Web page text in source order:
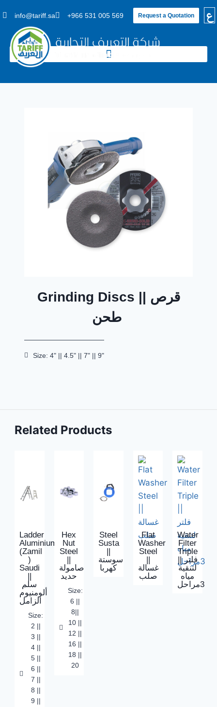
info@tariff.sa +966 531 005 569 Request a Quotation ع
Grinding Discs || قرص
طحن
Size: 4" || 4.5" || 7" || 9"
Related Products
Ladder
Aluminium
(Zamil
)
Saudi
سلم
ألومنيوم
الزامل
Size:
2 ||
3 ||
4 ||
5 ||
6 ||
7 ||
8 ||
9 ||
Hex
Nut
Steel
صامولة
حديد
Size:
6 ||
8||
10 ||
12 ||
16 ||
18 ||
20
Steel
Susta
سوستة
كهربا
Flat
Washer
Steel
غسالة
صلب
Water
Filter
Triple
|| فلتر
لتنقية
مياه
3مراحل